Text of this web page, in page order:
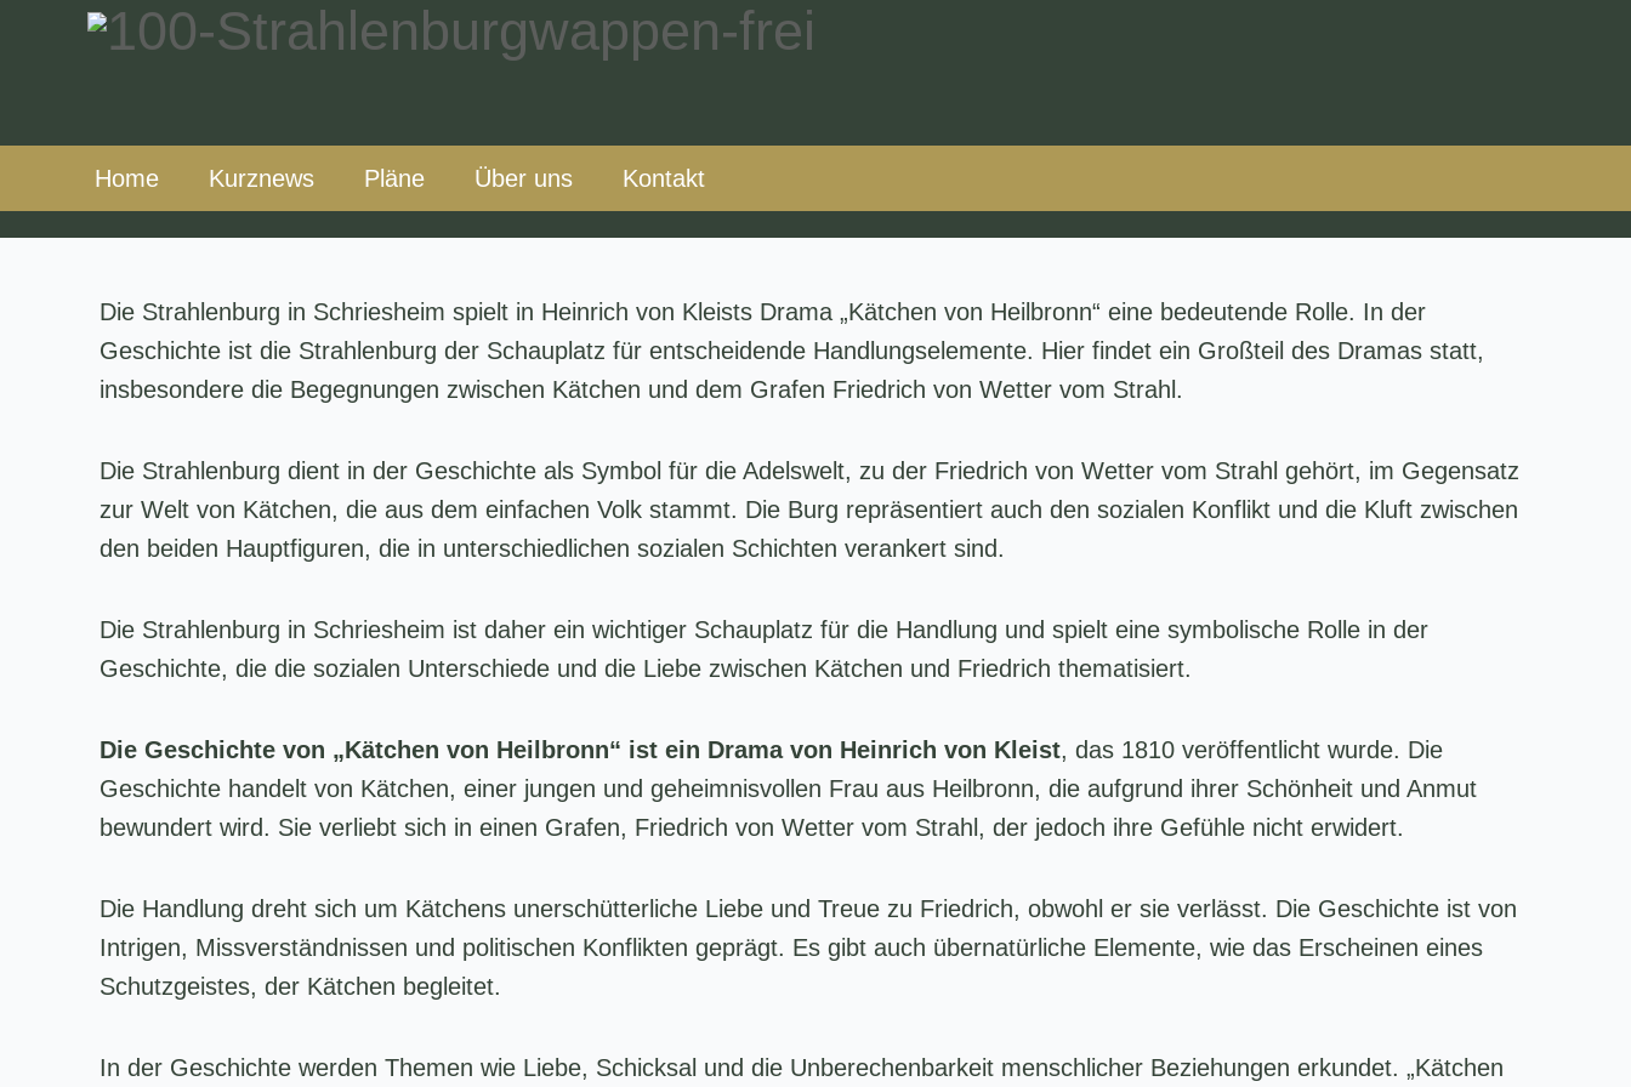
Zum
Inhalt
Home Kurznews Pläne Über uns Kontakt
Die Strahlenburg in Schriesheim spielt in Heinrich von Kleists Drama „Kätchen von Heilbronn“ eine bedeutende Rolle. In der
Geschichte ist die Strahlenburg der Schauplatz für entscheidende Handlungselemente. Hier findet ein Großteil des Dramas statt,
insbesondere die Begegnungen zwischen Kätchen und dem Grafen Friedrich von Wetter vom Strahl.
Die Strahlenburg dient in der Geschichte als Symbol für die Adelswelt, zu der Friedrich von Wetter vom Strahl gehört, im Gegensatz
zur Welt von Kätchen, die aus dem einfachen Volk stammt. Die Burg repräsentiert auch den sozialen Konflikt und die Kluft zwischen
den beiden Hauptfiguren, die in unterschiedlichen sozialen Schichten verankert sind.
Die Strahlenburg in Schriesheim ist daher ein wichtiger Schauplatz für die Handlung und spielt eine symbolische Rolle in der
Geschichte, die die sozialen Unterschiede und die Liebe zwischen Kätchen und Friedrich thematisiert.
Die Geschichte von „Kätchen von Heilbronn“ ist ein Drama von Heinrich von Kleist, das 1810 veröffentlicht wurde. Die
Geschichte handelt von Kätchen, einer jungen und geheimnisvollen Frau aus Heilbronn, die aufgrund ihrer Schönheit und Anmut
bewundert wird. Sie verliebt sich in einen Grafen, Friedrich von Wetter vom Strahl, der jedoch ihre Gefühle nicht erwidert.
Die Handlung dreht sich um Kätchens unerschütterliche Liebe und Treue zu Friedrich, obwohl er sie verlässt. Die Geschichte ist von
Intrigen, Missverständnissen und politischen Konflikten geprägt. Es gibt auch übernatürliche Elemente, wie das Erscheinen eines
Schutzgeistes, der Kätchen begleitet.
In der Geschichte werden Themen wie Liebe, Schicksal und die Unberechenbarkeit menschlicher Beziehungen erkundet. „Kätchen